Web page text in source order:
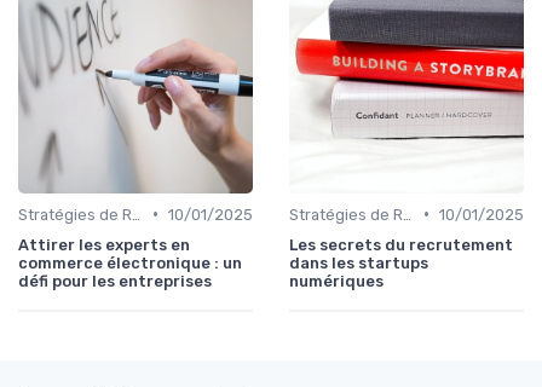
• 10/01/2025
Attirer les experts en
commerce électronique : un
défi pour les entreprises
• 10/01/2025
Les secrets du recrutement
dans les startups
numériques